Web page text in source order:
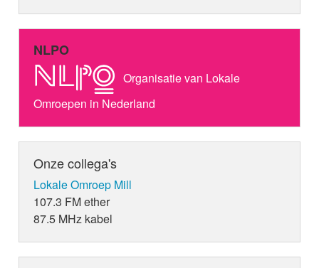
NLPO
Organisatie van Lokale
Omroepen in Nederland
Onze collega's
Lokale Omroep Mill
107.3 FM ether
87.5 MHz kabel